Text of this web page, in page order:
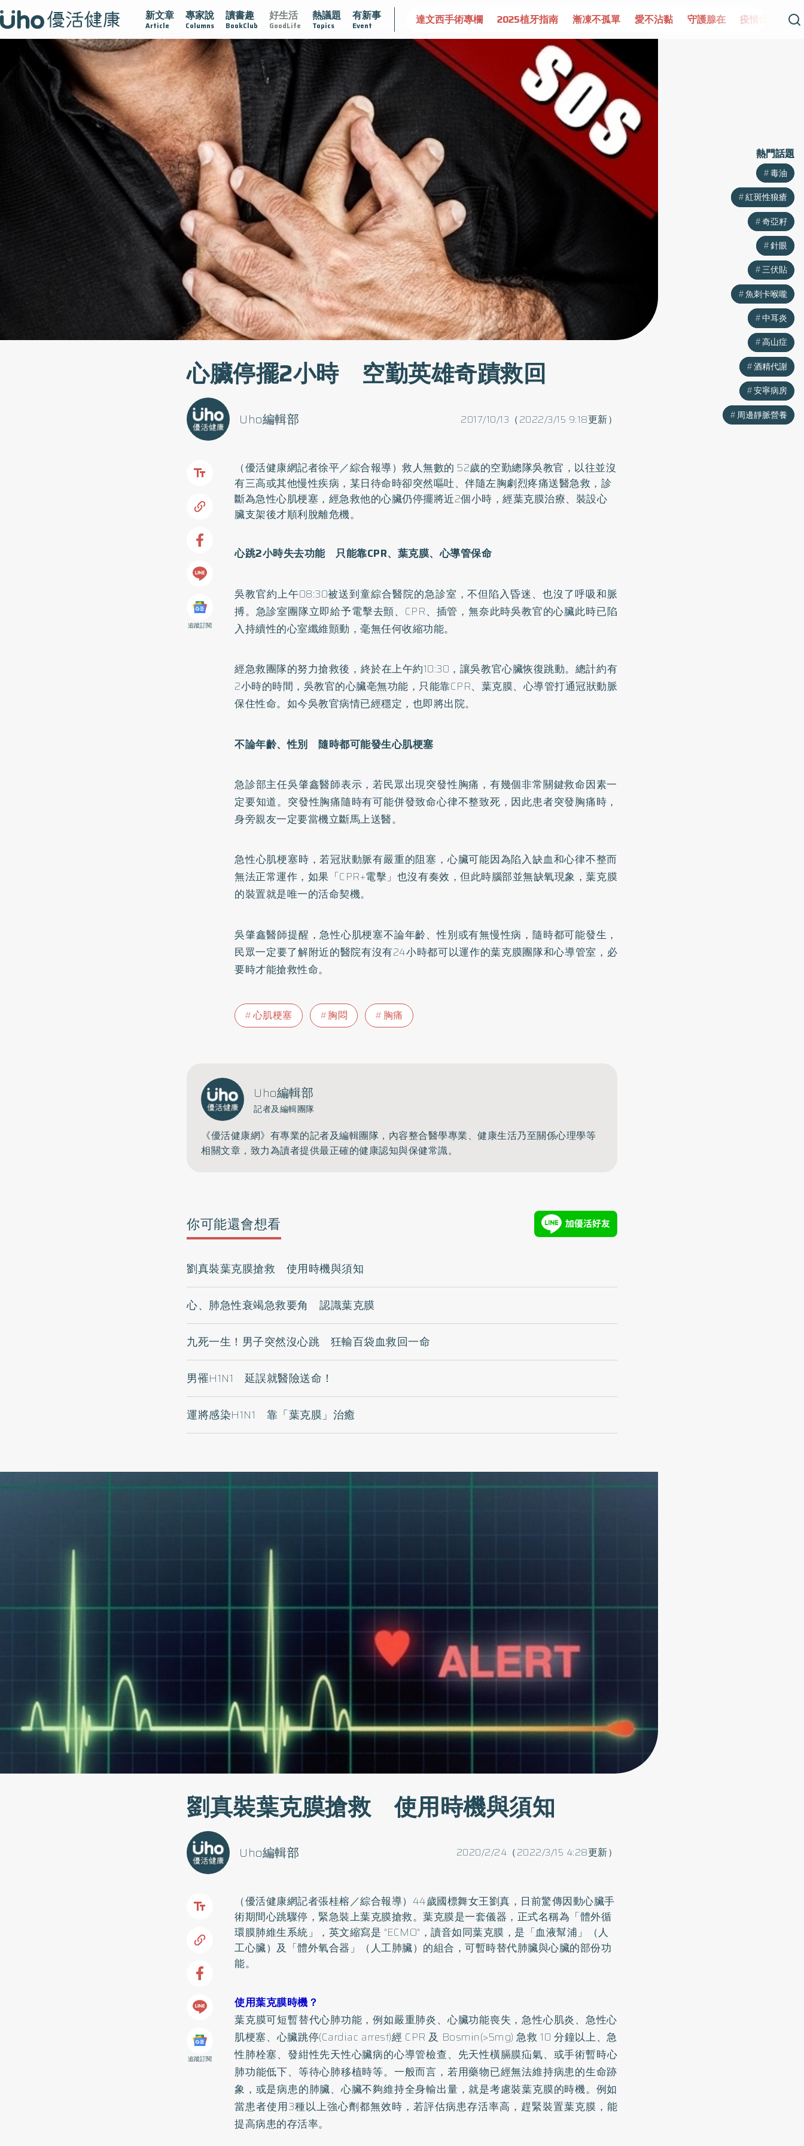
新文章
Article
專家說
Columns
讀書趣
BookClub
好生活
GoodLife
熱議題
Topics
有新事
Event
黏 守護腺在 疫情保衛戰 再生醫學 愛的未來視 認識攝護腺肥大 守護骨骼健康 達文西手術專欄 2025植牙指南 漸凍不孤單 愛不沾黏 守護腺在 疫情保衛戰
心臟停擺2小時 空勤英雄奇蹟救回
2017/10/13（2022/3/15 9:18更新）
Uho編輯部
追蹤訂閱
（優活健康網記者徐平／綜合報導）救人無數的 52歲的空勤總隊吳教官，以往並沒
有三高或其他慢性疾病，某日待命時卻突然嘔吐、伴隨左胸劇烈疼痛送醫急救，診
斷為急性心肌梗塞，經急救他的心臟仍停擺將近2個小時，經葉克膜治療、裝設心
臟支架後才順利脫離危機。
心跳2小時失去功能 只能靠CPR、葉克膜、心導管保命
吳教官約上午08:30被送到童綜合醫院的急診室，不但陷入昏迷、也沒了呼吸和脈
搏。急診室團隊立即給予電擊去顫、CPR、插管，無奈此時吳教官的心臟此時已陷
入持續性的心室纖維顫動，毫無任何收縮功能。
經急救團隊的努力搶救後，終於在上午約10:30，讓吳教官心臟恢復跳動。總計約有
2小時的時間，吳教官的心臟亳無功能，只能靠CPR、葉克膜、心導管打通冠狀動脈
保住性命。如今吳教官病情已經穩定，也即將出院。
不論年齡、性別 隨時都可能發生心肌梗塞
急診部主任吳肇鑫醫師表示，若民眾出現突發性胸痛，有幾個非常關鍵救命因素一
定要知道。突發性胸痛隨時有可能併發致命心律不整致死，因此患者突發胸痛時，
身旁親友一定要當機立斷馬上送醫。
急性心肌梗塞時，若冠狀動脈有嚴重的阻塞，心臟可能因為陷入缺血和心律不整而
無法正常運作，如果「CPR+電擊」也沒有奏效，但此時腦部並無缺氧現象，葉克膜
的裝置就是唯一的活命契機。
吳肇鑫醫師提醒，急性心肌梗塞不論年齡、性別或有無慢性病，隨時都可能發生，
民眾一定要了解附近的醫院有沒有24小時都可以運作的葉克膜團隊和心導管室，必
要時才能搶救性命。
心肌梗塞 胸悶 胸痛
Uho編輯部
記者及編輯團隊
《優活健康網》有專業的記者及編輯團隊，內容整合醫學專業、健康生活乃至關係心理學等
相關文章，致力為讀者提供最正確的健康認知與保健常識。
你可能還會想看
劉真裝葉克膜搶救 使用時機與須知
心、肺急性衰竭急救要角 認識葉克膜
九死一生！男子突然沒心跳 狂輸百袋血救回一命
男罹H1N1 延誤就醫險送命！
運將感染H1N1 靠「葉克膜」治癒
熱門話題
毒油
紅斑性狼瘡
奇亞籽
針眼
三伏貼
魚刺卡喉嚨
中耳炎
高山症
酒精代謝
安寧病房
周邊靜脈營養
劉真裝葉克膜搶救 使用時機與須知
2020/2/24（2022/3/15 4:28更新）
Uho編輯部
追蹤訂閱
（優活健康網記者張桂榕／綜合報導）44歲國標舞女王劉真，日前驚傳因動心臟手
術期間心跳驟停，緊急裝上葉克膜搶救。葉克膜是一套儀器，正式名稱為「體外循
環膜肺維生系統」，英文縮寫是 "ECMO"，讀音如同葉克膜，是「血液幫浦」（人
工心臟）及「體外氧合器」（人工肺臟）的組合，可暫時替代肺臟與心臟的部份功
能。
使用葉克膜時機？
葉克膜可短暫替代心肺功能，例如嚴重肺炎、心臟功能喪失，急性心肌炎、急性心
肌梗塞、心臟跳停(Cardiac arrest)經 CPR 及 Bosmin(>5mg) 急救 10 分鐘以上、急
性肺栓塞、發紺性先天性心臟病的心導管檢查、先天性橫膈膜疝氣、或手術暫時心
肺功能低下、等待心肺移植時等。一般而言，若用藥物已經無法維持病患的生命跡
象，或是病患的肺臟、心臟不夠維持全身輸出量，就是考慮裝葉克膜的時機。例如
當患者使用3種以上強心劑都無效時，若評估病患存活率高，趕緊裝置葉克膜，能
提高病患的存活率。
熱門話題
毒油
紅斑性狼瘡
奇亞籽
針眼
三伏貼
魚刺卡喉嚨
中耳炎
高山症
酒精代謝
安寧病房
周邊靜脈營養